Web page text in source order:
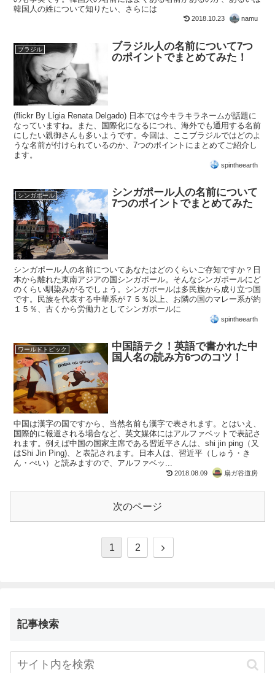
韓国人の姓について知りたい、さらには
2018.10.23 namu
ブラジル
ブラジル人の名前について7つ
のポイントでまとめてみた！
(flickr By Lígia Renata Delgado) 日本では今キラキラネームが話題に
なっていますね。また、国際化になるにつれ、海外でも通用する名前
にしたい親御さんも多いようです。今回は、ここブラジルではどのよ
うな名前が付けられているのか、7つのポイントにまとめてご紹介し
ます。
spintheearth
シンガポール
シンガポール人の名前について
7つのポイントでまとめてみた
シンガポール人の名前についてあなたはどのくらいご存知ですか？日
本から離れた東南アジアの国シンガポール。そんなシンガポールにど
のくらい馴染みがるでしょう。シンガポールは多民族から成り立つ国
です。民族を代表する中華系が７５％以上、お隣の国のマレー系が約
１５％、古くから労働力としてシンガポールに
spintheearth
ワールドトピック
中国語テク！英語で書かれた中
国人名の読み方6つのコツ！
中国は漢字の国ですから、当然名前も漢字で表されます。とはいえ、
国際的に報道される場合など、英文媒体にはアルファベットで表記さ
れます。例えば中国の国家主席である習近平さんは、shi jin ping（又
はShi Jin Ping)、と表記されます。日本人は、習近平（しゅう・き
ん・ぺい）と読みますので、アルファベッ...
2018.08.09 扇ガ谷道房
次のページ
1 2
記事検索